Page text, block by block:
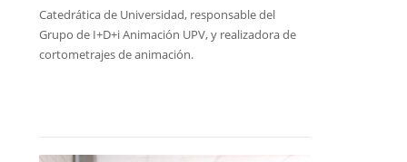
Catedrática de Universidad, responsable del
Grupo de I+D+i Animación UPV, y realizadora de
cortometrajes de animación.